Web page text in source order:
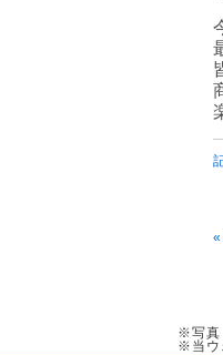
«
※写真
※当ウ